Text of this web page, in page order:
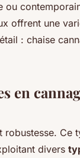
ou
offrent une
: chaise
en
robustesse. Ce
divers